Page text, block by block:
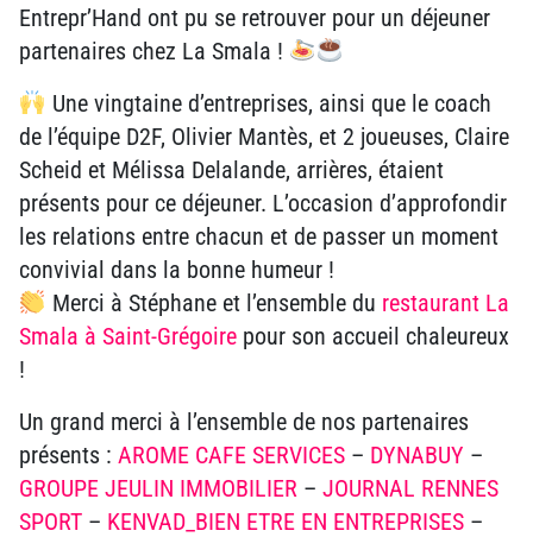
Entrepr’Hand ont pu se retrouver pour un déjeuner
partenaires chez La Smala !
Une vingtaine d’entreprises, ainsi que le coach
de l’équipe D2F, Olivier Mantès, et 2 joueuses, Claire
Scheid et Mélissa Delalande, arrières, étaient
présents pour ce déjeuner. L’occasion d’approfondir
les relations entre chacun et de passer un moment
convivial dans la bonne humeur !
Merci à Stéphane et l’ensemble du restaurant La
Smala à Saint-Grégoire pour son accueil chaleureux
!
Un grand merci à l’ensemble de nos partenaires
présents : AROME CAFE SERVICES – DYNABUY –
GROUPE JEULIN IMMOBILIER – JOURNAL RENNES
SPORT – KENVAD_BIEN ETRE EN ENTREPRISES –